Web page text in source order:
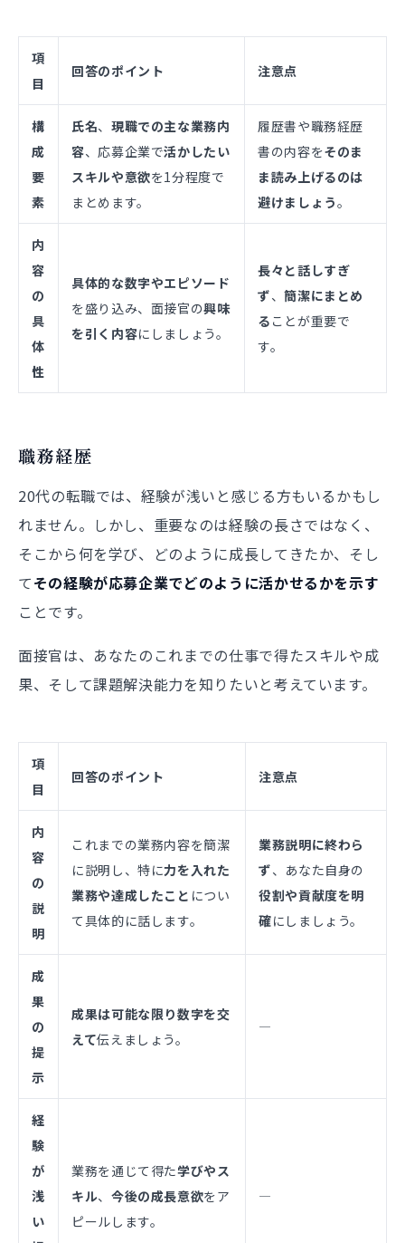
項
目
回答のポイント 注意点
構
成
要
素
氏名、 現職での主な業務内
容、応募企業で活かしたい
スキルや意欲を1分程度で
まとめます。
履歴書や職務経歴
書の内容をそのま
ま読み上げるのは
避けましょう。
内
容
の
具
体
性
具体的な数字やエピソード
を盛り込み、面接官の興味
を引く内容にしましょう。
長々と話しすぎ
ず、簡潔にまとめ
る ことが重要で
す。
職務経歴
20代の転職では、経験が浅いと感じる方もいるかもし
れません。しかし、重要なのは経験の長さではなく、
そこから何を学び、どのように成長してきたか、そし
てその経験が応募企業でどのように活かせるかを示す
ことです。
面接官は、あなたのこれまでの仕事で得たスキルや成
果、そして課題解決能力を知りたいと考えています。
項
目
回答のポイント 注意点
内
容
の
説
明
これまでの業務内容を簡潔
に説明し、特に力を入れた
業務や達成したこと につい
て具体的に話します。
業務説明に終わら
ず、あなた自身の
役割や貢献度を明
確にしましょう。
成
果
の
提
示
成果は可能な限り数字を交
えて伝えましょう。
―
経
験
が
浅
い
業務を通じて得た学びやス
キル、 今後の成長意欲をア
ピールします。
―